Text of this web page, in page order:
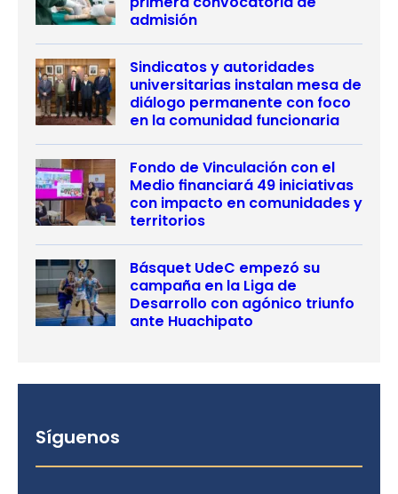
admisión
Sindicatos y autoridades
universitarias instalan mesa de
diálogo permanente con foco
en la comunidad funcionaria
Fondo de Vinculación con el
Medio financiará 49 iniciativas
con impacto en comunidades y
territorios
Básquet UdeC empezó su
campaña en la Liga de
Desarrollo con agónico triunfo
ante Huachipato
Síguenos